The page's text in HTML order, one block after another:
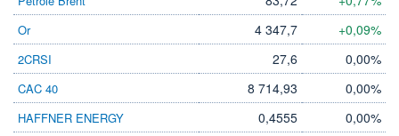
Or 4 347,7 +0,09%
2CRSI 27,6 0,00%
CAC 40 8 714,93 0,00%
HAFFNER ENERGY 0,4555 0,00%